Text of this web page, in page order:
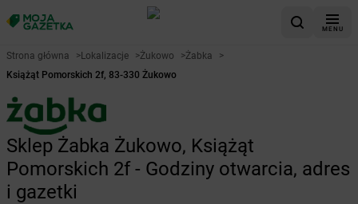
MENU
Strona główna >Lokalizacje >Żukowo >Żabka
>
Książąt Pomorskich 2f, 83-330 Żukowo
Sklep Żabka Żukowo, Książąt
Pomorskich 2f - Godziny otwarcia, adres
i gazetki